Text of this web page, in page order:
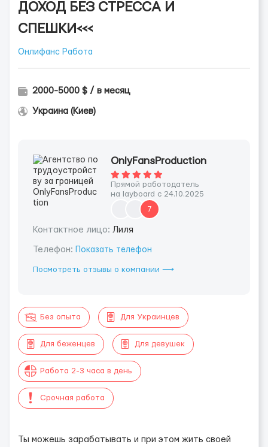
ДОХОД БЕЗ СТРЕССА И
СПЕШКИ<<<
Онлифанс Работа
2000-5000 $ / в месяц
Украина (Киев)
OnlyFansProduction
Прямой работодатель
на layboard с 24.10.2025
7
Контактное лицо: Лиля
Телефон: Показать телефон
Посмотреть отзывы о компании ⟶
Без опыта Для Украинцев
Для беженцев Для девушек
Работа 2-3 часа в день
Срочная работа
Ты можешь зарабатывать и при этом жить своей